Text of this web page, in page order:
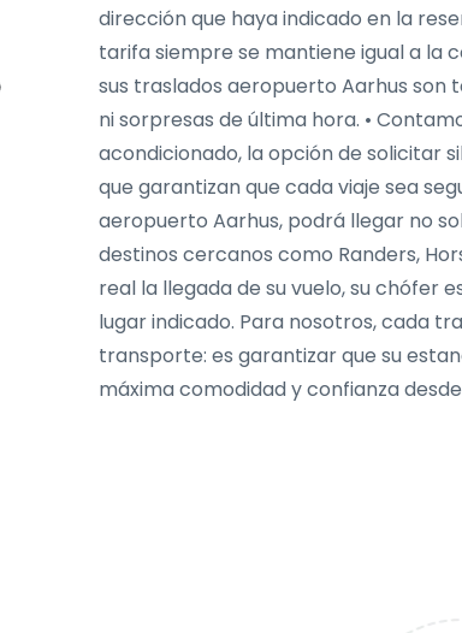
dirección que haya indicado en la
tarifa siempre se mantiene igual a la
sus traslados aeropuerto Aarhus
ni sorpresas de última hora. •
acondicionado, la opción de solicitar
que garantizan que cada viaje sea
aeropuerto Aarhus, podrá llegar no
destinos cercanos como Randers,
real la llegada de su vuelo, su chófer
lugar indicado. Para nosotros, cada
transporte: es garantizar que su
máxima comodidad y confianza